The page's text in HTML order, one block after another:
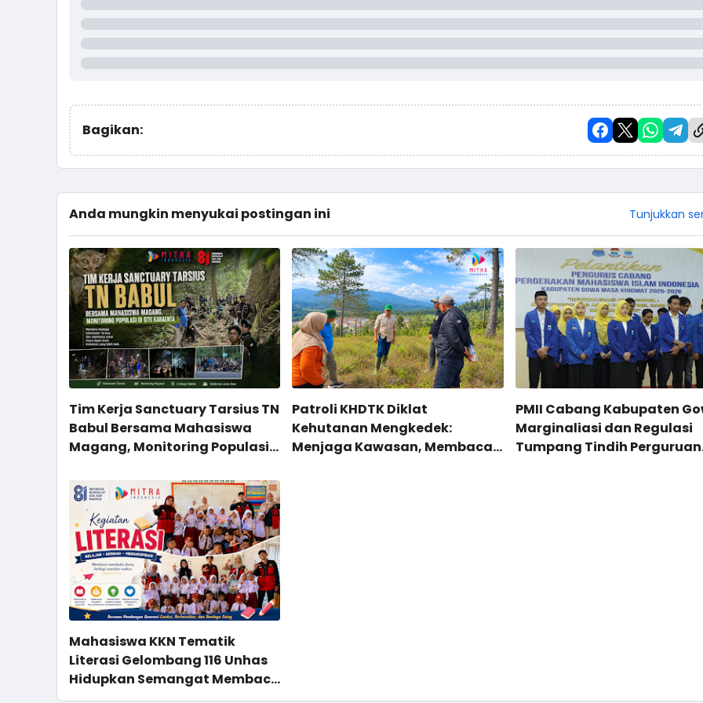
Bagikan:
Anda mungkin menyukai postingan ini Tunjukkan
Tim Kerja Sanctuary Tarsius TN
Babul Bersama Mahasiswa
Magang, Monitoring Populasi
Patroli KHDTK Diklat
Kehutanan Mengkedek:
Menjaga Kawasan, Membaca
PMII Cabang Kabupaten
Marginaliasi dan Regulasi
Tumpang Tindih Perguruan
Mahasiswa KKN Tematik
Literasi Gelombang 116 Unhas
Hidupkan Semangat Membaca
Melalui Program NYALA di UPT